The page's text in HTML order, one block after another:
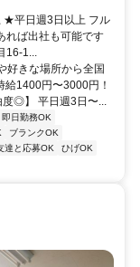
★平日週3日以上 フル
れば出社も可能です
16-1...
好きな場所から全国
給1400円〜3000円！
度◎】 平日週3日〜...
即日勤務OK
ブランクOK
達と応募OK
ひげOK